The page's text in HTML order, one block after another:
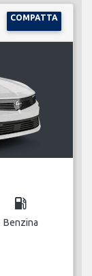
COMPATTA
local_gas_station
Benzina